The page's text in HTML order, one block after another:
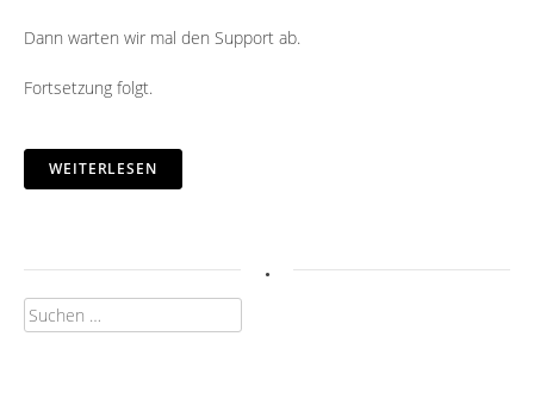
Dann warten wir mal den Support ab.
Fortsetzung folgt.
WEITERLESEN
.
Suchen
nach: